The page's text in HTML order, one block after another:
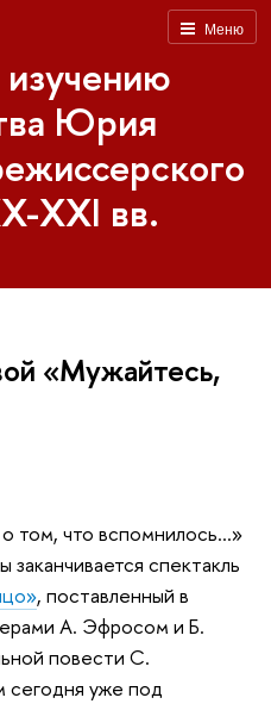
Меню
изучению
Юрия
XXI вв.
«Мужайтесь,
том, что вспомнилось…»
спектакль
, поставленный в
А. Эфросом и Б.
повести С.
сегодня уже под